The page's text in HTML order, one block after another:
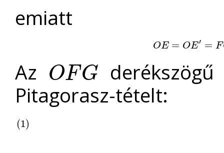
emiatt
OE = OE′ = F
OE= OE′=FG =G H
Az OF G
OFG
Pitagorasz-tételt:
(1)
(1)